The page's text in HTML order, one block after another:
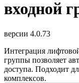
входной
версии 4.0.73
Интеграция
группы позволяет
доступа. Подходит
комплексов.